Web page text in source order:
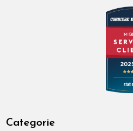
Categorie